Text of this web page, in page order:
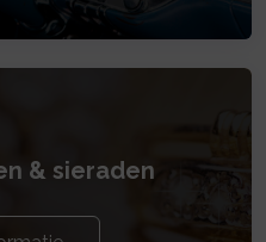
& sieraden